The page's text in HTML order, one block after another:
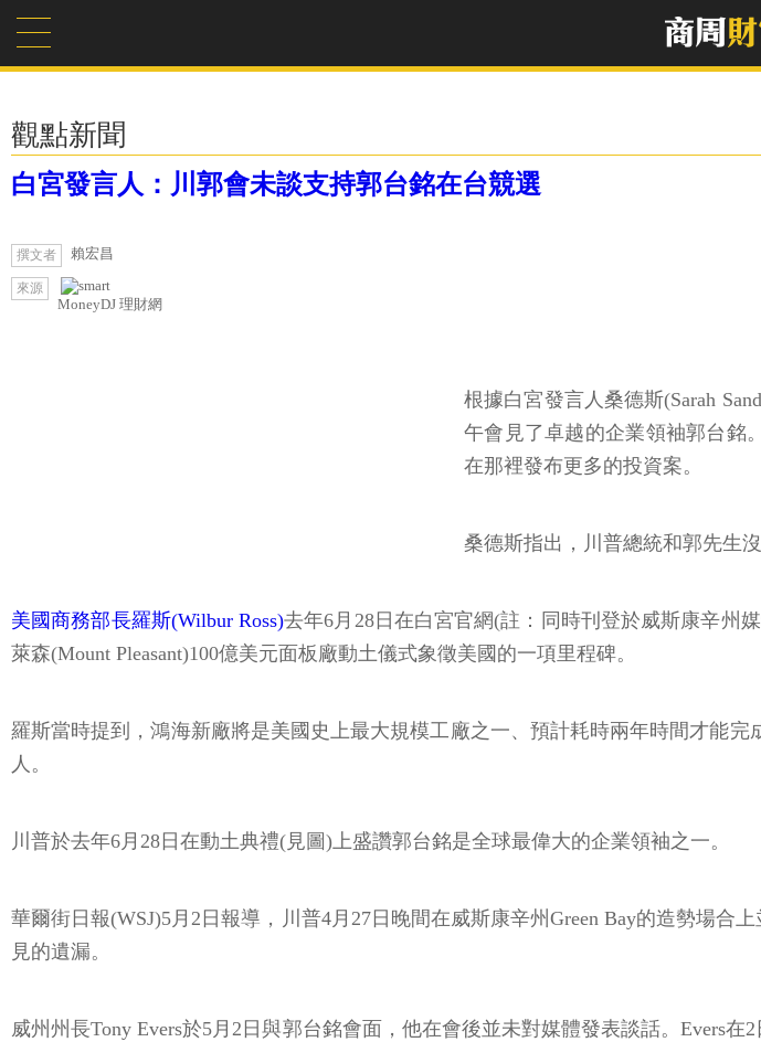
觀點新聞
白宮發言人：川郭會未談支持郭台銘在台競選
撰文者 賴宏昌
來源
MoneyDJ 理財網
根據白宮發言人桑德斯(Sarah
午會見了卓越的企業領袖郭台銘
在那裡發布更多的投資案。
桑德斯指出，川普總統和郭先生
美國商務部長羅斯(Wilbur Ross)去年6月28日在白宮官網(註：同時刊登於威斯康辛州
萊森(Mount Pleasant)100億美元面板廠動土儀式象徵美國的一項里程碑。
羅斯當時提到，鴻海新廠將是美國史上最大規模工廠之一、預計耗時兩年時間才能
人。
川普於去年6月28日在動土典禮(見圖)上盛讚郭台銘是全球最偉大的企業領袖之一。
華爾街日報(WSJ)5月2日報導，川普4月27日晚間在威斯康辛州Green Bay的造勢場
見的遺漏。
威州州長Tony Evers於5月2日與郭台銘會面，他在會後並未對媒體發表談話。Evers